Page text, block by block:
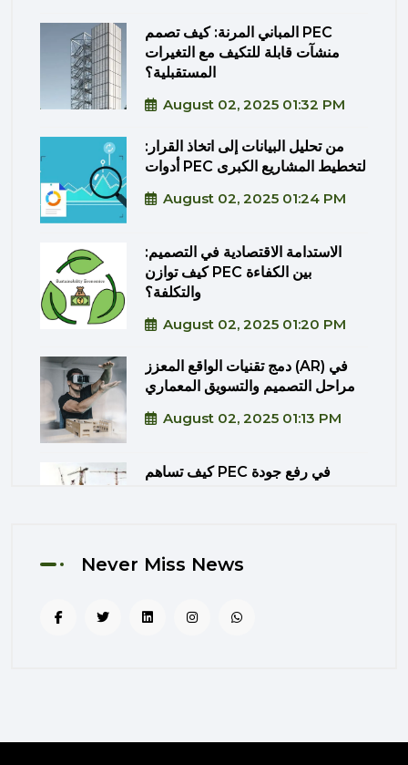
المباني المرنة: كيف تصمم PEC
منشآت قابلة للتكيف مع التغيرات
المستقبلية؟
August 02, 2025 01:32 PM
من تحليل البيانات إلى اتخاذ القرار:
أدوات PEC لتخطيط المشاريع الكبرى
August 02, 2025 01:24 PM
الاستدامة الاقتصادية في التصميم:
كيف توازن PEC بين الكفاءة
والتكلفة؟
August 02, 2025 01:20 PM
دمج تقنيات الواقع المعزز (AR) في
مراحل التصميم والتسويق المعماري
August 02, 2025 01:13 PM
كيف تساهم PEC في رفع جودة
أكثر إنسانية
والتكاليف؟
Never Miss News